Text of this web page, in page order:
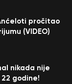
pročitao
(VIDEO)
nikada nije
godine!